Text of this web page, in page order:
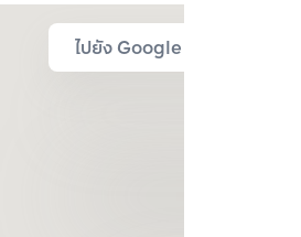
ไปยัง Google Map